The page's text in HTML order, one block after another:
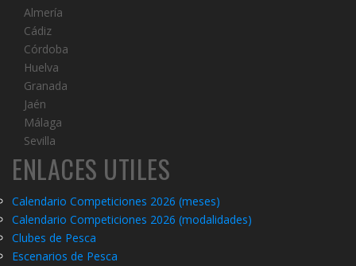
Almería
Cádiz
Córdoba
Huelva
Granada
Jaén
Málaga
Sevilla
ENLACES UTILES
Calendario Competiciones 2026 (meses)
Calendario Competiciones 2026 (modalidades)
Clubes de Pesca
Escenarios de Pesca